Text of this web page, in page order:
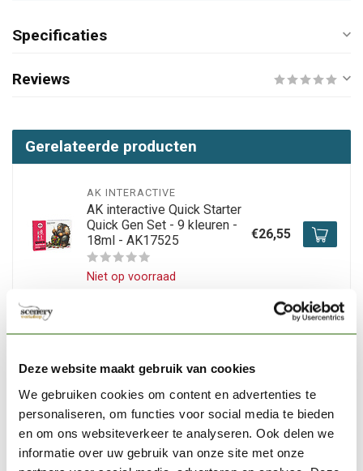
Deze website maakt gebruik van cookies
We gebruiken cookies om content en advertenties te
personaliseren, om functies voor social media te bieden
en om ons websiteverkeer te analyseren. Ook delen we
informatie over uw gebruik van onze site met onze
Specificaties
Reviews
Gerelateerde producten
AK INTERACTIVE
AK interactive Quick Starter
Quick Gen Set - 9 kleuren -
18ml - AK17525
Niet op voorraad
€26,55
AK interactive Red Soldiers
18ml - AK17518
Op voorraad
€11,80
AK INTERACTIVE